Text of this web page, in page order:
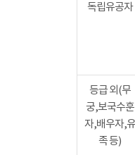
독립유공자
등급 외(무
궁,보국수훈
자,배우자,유
족 등)